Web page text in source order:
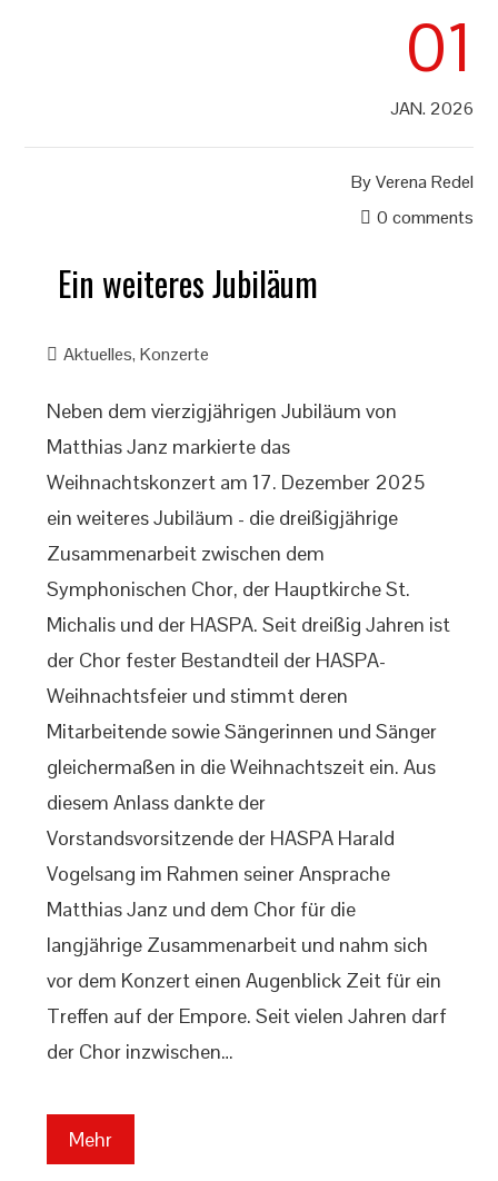
01
JAN. 2026
ByVerena Redel
0 comments
Ein weiteres Jubiläum
Aktuelles,Konzerte
Neben dem vierzigjährigen Jubiläum von
Matthias Janz markierte das
Weihnachtskonzert am 17. Dezember 2025
ein weiteres Jubiläum - die dreißigjährige
Zusammenarbeit zwischen dem
Symphonischen Chor, der Hauptkirche St.
Michalis und der HASPA. Seit dreißig Jahren ist
der Chor fester Bestandteil der HASPA-
Weihnachtsfeier und stimmt deren
Mitarbeitende sowie Sängerinnen und Sänger
gleichermaßen in die Weihnachtszeit ein. Aus
diesem Anlass dankte der
Vorstandsvorsitzende der HASPA Harald
Vogelsang im Rahmen seiner Ansprache
Matthias Janz und dem Chor für die
langjährige Zusammenarbeit und nahm sich
vor dem Konzert einen Augenblick Zeit für ein
Treffen auf der Empore. Seit vielen Jahren darf
der Chor inzwischen…
Mehr